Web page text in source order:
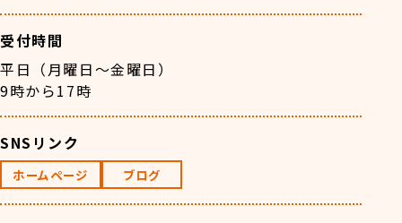
受付時間
平日（月曜日～金曜日）
9時から17時
SNSリンク
ホームページ ブログ